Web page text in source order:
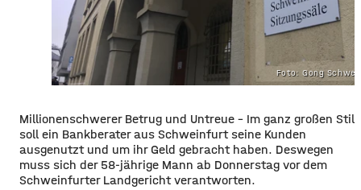
Foto: Gong
​​Millionenschwerer Betrug und Untreue – Im ganz großen Stil
soll ein Bankberater aus Schweinfurt seine Kunden
ausgenutzt und um ihr Geld gebracht haben. Deswegen
muss sich der 58-jährige Mann ab Donnerstag vor dem
Schweinfurter Landgericht verantworten.